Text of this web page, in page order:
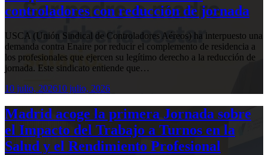
controladores con reducción de jornada
USCA (Unión Sindical de Controladores Aéreos) ha interpuesto una
demanda contra Enaire por reducir el complemento de residencia a
los profesionales que ejercen su legítimo derecho a la reducción de
jornada. Este sindicato entiende que…
10 julio, 202610 julio, 2026
Madrid acoge la primera Jornada sobre
el Impacto del Trabajo a Turnos en la
Salud y el Rendimiento Profesional